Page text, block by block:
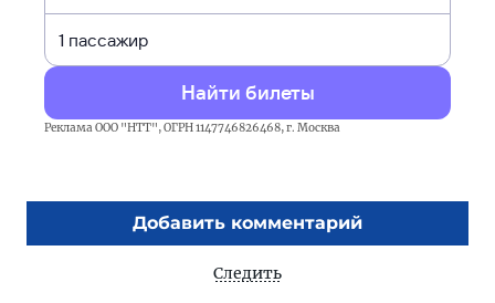
Найти билеты
Реклама ООО "НТТ", ОГРН 1147746826468, г. Москва
Добавить комментарий
Следить